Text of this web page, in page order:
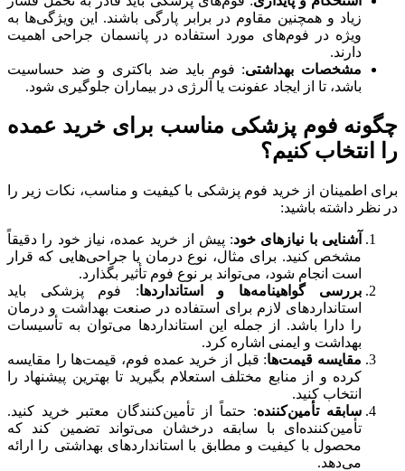
زیاد و همچنین مقاوم در برابر پارگی باشند. این ویژگی‌ها به
ویژه در فوم‌های مورد استفاده در پانسمان جراحی اهمیت
دارند.
مشخصات بهداشتی: فوم باید ضد باکتری و ضد حساسیت
باشد، تا از ایجاد عفونت یا آلرژی در بیماران جلوگیری شود.
چگونه فوم پزشکی مناسب برای خرید عمده
را انتخاب کنیم؟
برای اطمینان از خرید فوم پزشکی با کیفیت و مناسب، نکات زیر را
در نظر داشته باشید:
آشنایی با نیازهای خود: پیش از خرید عمده، نیاز خود را دقیقاً
مشخص کنید. برای مثال، نوع درمان یا جراحی‌هایی که قرار
است انجام شود، می‌تواند بر نوع فوم تأثیر بگذارد.
بررسی گواهینامه‌ها و استانداردها: فوم پزشکی باید
استانداردهای لازم برای استفاده در صنعت بهداشت و درمان
را دارا باشد. از جمله این استانداردها می‌توان به تأسیسات
بهداشت و ایمنی اشاره کرد.
مقایسه قیمت‌ها: قبل از خرید عمده فوم، قیمت‌ها را مقایسه
کرده و از منابع مختلف استعلام بگیرید تا بهترین پیشنهاد را
انتخاب کنید.
سابقه تأمین‌کننده: حتماً از تأمین‌کنندگان معتبر خرید کنید.
تأمین‌کننده‌ای با سابقه درخشان می‌تواند تضمین کند که
محصول با کیفیت و مطابق با استانداردهای بهداشتی را ارائه
می‌دهد.